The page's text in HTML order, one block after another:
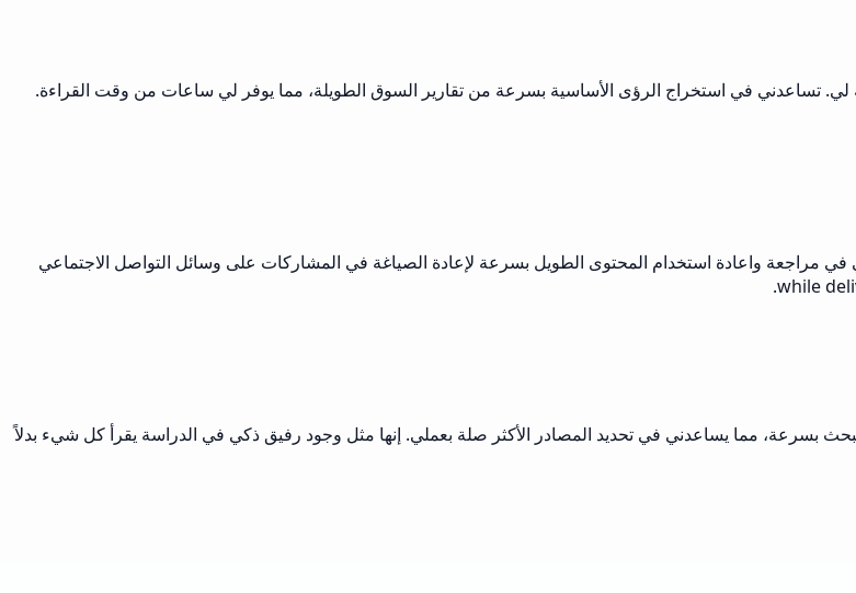
لي. تساعدني في استخراج الرؤى الأساسية بسرعة من تقارير السوق الطويلة، مما يوفر لي ساعات من وقت القراءة.
واعادة استخدام المحتوى الطويل بسرعة لإعادة الصياغة في المشاركات على وسائل التواصل الاجتماعي
بسرعة، مما يساعدني في تحديد المصادر الأكثر صلة بعملي. إنها مثل وجود رفيق ذكي في الدراسة يقرأ كل شيء بدلاً